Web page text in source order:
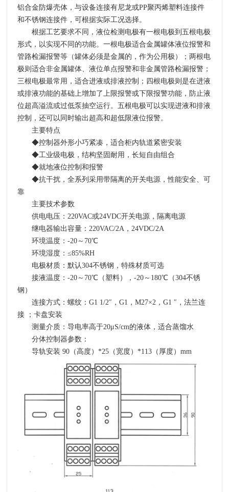
铝合金防爆壳体，与设备连接有尼龙或PP聚丙烯塑料连接件
和不锈钢连接件，可根据实际工况选择。
根据工艺要求不同，液位检测电极有一根电极到五根电极
形式，以实现不同的功能。一根电极适合金属罐体液位报警和
管路检漏报警等（罐体必须是金属的，作为公用极）；两根电
极则适合非金属罐体、液位单点报警和非金属管路检漏报警；
三根电极最常用，适合进液或排液控制；四根电极则是在进液
或排液功能的基础上增加了上限报警或下限报警功能，防止液
位超高溢流或过低泵抽空运行。五根电极可以实现进液和排液
控制，还可以同时输出超高和超低限液位报警。
主要特点
◆控制器外形小巧紧凑，适合柜内轨道紧密安装
◆工业级电极，结构坚固耐用，长短自由组合
◆就地液位控制和报警
◆抗干扰，全系列采用带隔离的开关电源，性能安全、可
靠
主要技术参数
供电电压：220VAC或24VDC开关电源，隔离电源
继电器输出容量：220VAC/2A，24VDC/2A
环境温度：-20～70℃
环境湿度：≤85%RH
电极材质：默认304不锈钢，特殊材质可选
接液温度：-20～70℃（塑料），-20～180℃（304不锈
钢）
连接方式：螺纹：G1 1/2″，G1，M27×2，G1 ″，法兰连
接 ；卡盘安装
测量介质：导电率高于20μS/cm的液体，适合蒸馏水
分体控制器参数：
导轨安装 90（高度）*25（宽度）*113（厚度）mm